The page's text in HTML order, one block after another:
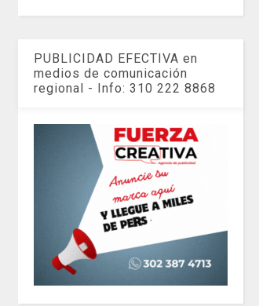
PUBLICIDAD EFECTIVA en
medios de comunicación
regional - Info: 310 222 8868